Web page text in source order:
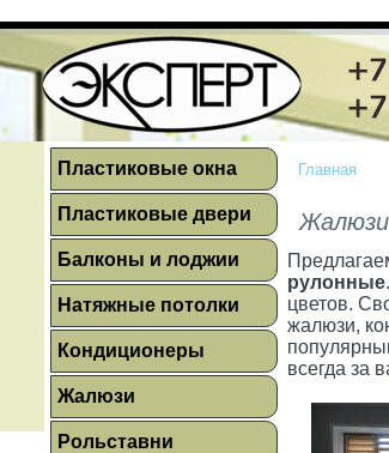
Пластиковые окна
Пластиковые двери
Балконы и лоджии
Натяжные потолки
Кондиционеры
Жалюзи
Рольставни
Главная
Жалюзи
рулонные
цветов.
жалюзи,
всегда за